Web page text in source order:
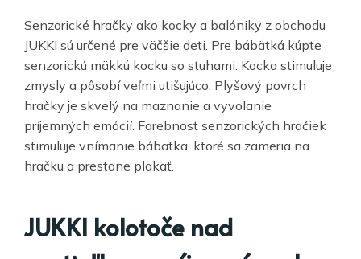
Senzorické hračky ako kocky a balóniky z obchodu
JUKKI sú určené pre väčšie deti. Pre bábätká kúpte
senzorickú mäkkú kocku so stuhami. Kocka stimuluje
zmysly a pôsobí veľmi utišujúco. Plyšový povrch
hračky je skvelý na maznanie a vyvolanie
príjemných emócií. Farebnosť senzorických hračiek
stimuluje vnímanie bábätka, ktoré sa zameria na
hračku a prestane plakať.
JUKKI kolotoče nad